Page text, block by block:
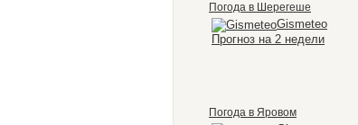
Погода в Шерегеше
Gismeteo
Прогноз на 2 недели
Погода в Яровом